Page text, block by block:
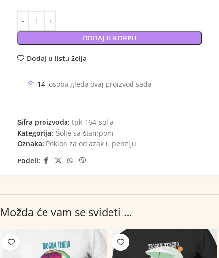
DODAJ U KORPU
Dodaj u listu želja
14 osoba gleda ovaj proizvod sada
Šifra proizvoda: tpk-164-solja
Kategorija: Šolje sa štampom
Oznaka: Poklon za odlazak u penziju
Podeli:
Možda će vam se svideti …